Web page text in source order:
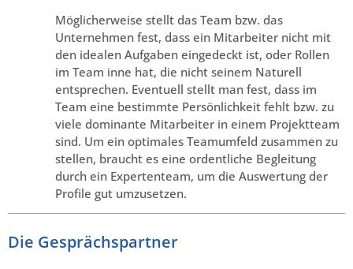
Möglicherweise stellt das Team bzw. das
Unternehmen fest, dass ein Mitarbeiter nicht mit
den idealen Aufgaben eingedeckt ist, oder Rollen
im Team inne hat, die nicht seinem Naturell
entsprechen. Eventuell stellt man fest, dass im
Team eine bestimmte Persönlichkeit fehlt bzw. zu
viele dominante Mitarbeiter in einem Projektteam
sind. Um ein optimales Teamumfeld zusammen zu
stellen, braucht es eine ordentliche Begleitung
durch ein Expertenteam, um die Auswertung der
Profile gut umzusetzen.
Die Gesprächspartner